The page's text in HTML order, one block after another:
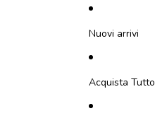
Nuovi arrivi
Acquista Tutto